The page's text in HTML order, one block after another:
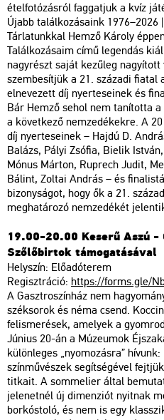
ételfotózásról faggatjuk a kvíz
Újabb találkozásaink 1976–2026
Tárlatunkkal Hemző Károly
Találkozásaim című legendás
nagyrészt saját kezűleg
szembesítjük a 21. századi
elnevezett díj nyerteseinek és
Bár Hemző sehol nem tanította
a következő nemzedékekre. A
díj nyerteseinek – Hajdú D.
Balázs, Pályi Zsófia, Bielik
Mónus Márton, Ruprech Judit,
Bálint, Zoltai András – és
bizonyságot, hogy ők a 21.
meghatározó nemzedékét
19.00-20.00 Keserű Aszú -
Szőlőbirtok támogatásával
Helyszín: Előadóterem
Regisztráció: https://forms.gle/
A Gasztroszínház nem
széksorok és néma csend.
felismerések, amelyek a
Június 20-án a Múzeumok
különleges „nyomozásra”
színművészek segítségével
titkait. A sommelier által
jelenetnél új dimenziót nyitnak
borkóstoló, és nem is egy